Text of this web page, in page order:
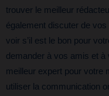
trouver le meilleur
également discuter de
voir s’il est le bon pour
demander à vos amis et à
meilleur expert pour votre
utiliser la communication